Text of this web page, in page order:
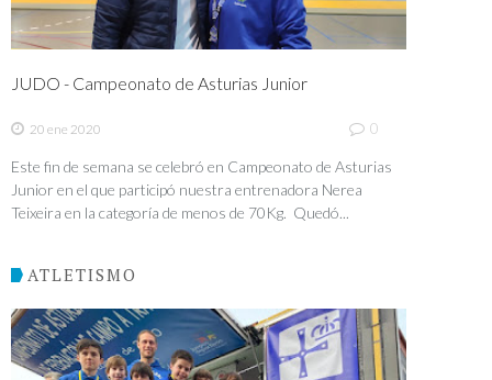
JUDO - Campeonato de Asturias Junior
20 ene 2020 0
Este fin de semana se celebró en Campeonato de Asturias
Junior en el que participó nuestra entrenadora Nerea
Teixeira en la categoría de menos de 70Kg. Quedó...
ATLETISMO